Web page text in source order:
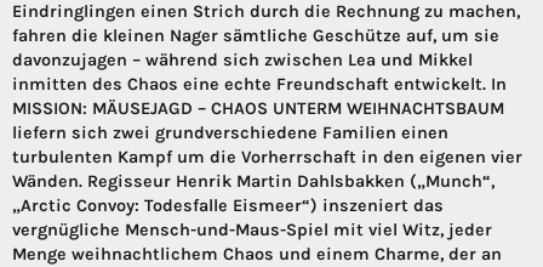
Eindringlingen einen Strich durch die Rechnung zu machen,
fahren die kleinen Nager sämtliche Geschütze auf, um sie
davonzujagen – während sich zwischen Lea und Mikkel
inmitten des Chaos eine echte Freundschaft entwickelt. In
MISSION: MÄUSEJAGD – CHAOS UNTERM WEIHNACHTSBAUM
liefern sich zwei grundverschiedene Familien einen
turbulenten Kampf um die Vorherrschaft in den eigenen vier
Wänden. Regisseur Henrik Martin Dahlsbakken („Munch“,
„Arctic Convoy: Todesfalle Eismeer“) inszeniert das
vergnügliche Mensch-und-Maus-Spiel mit viel Witz, jeder
Menge weihnachtlichem Chaos und einem Charme, der an